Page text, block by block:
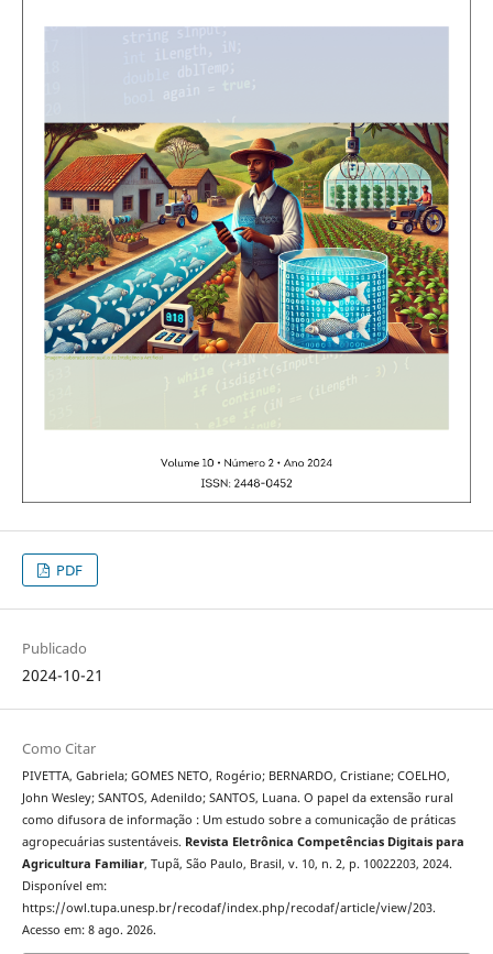
PDF
Publicado
2024-10-21
Como Citar
PIVETTA, Gabriela; GOMES NETO, Rogério; BERNARDO, Cristiane; COELHO,
John Wesley; SANTOS, Adenildo; SANTOS, Luana. O papel da extensão rural
como difusora de informação : Um estudo sobre a comunicação de práticas
agropecuárias sustentáveis. Revista Eletrônica Competências Digitais para
Agricultura Familiar, Tupã, São Paulo, Brasil, v. 10, n. 2, p. 10022203, 2024.
Disponível em:
https://owl.tupa.unesp.br/recodaf/index.php/recodaf/article/view/203.
Acesso em: 8 ago. 2026.